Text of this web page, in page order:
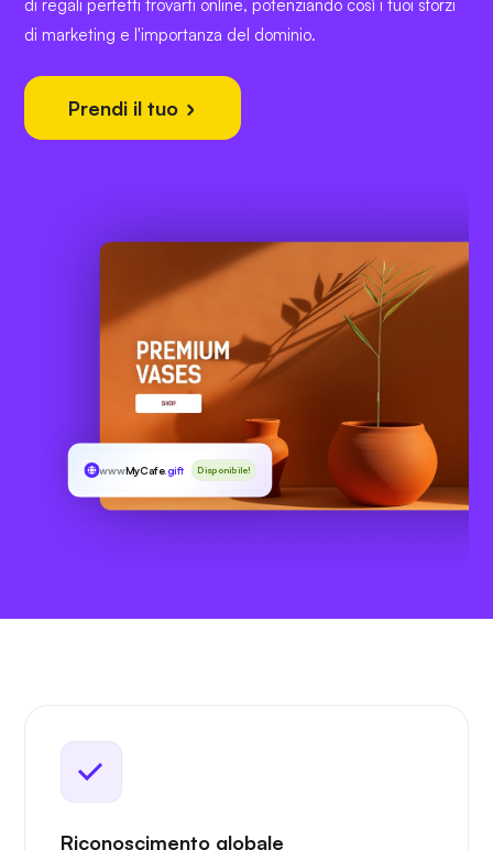
di regali perfetti trovarti online, potenziando così i tuoi sforzi
di marketing e l'importanza del dominio.
Prendi il tuo
wwwMyCafe.gift Disponibile!
Riconoscimento globale